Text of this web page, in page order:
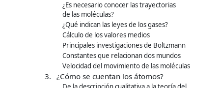
¿Es necesario conocer las trayectorias
de las moléculas?
¿Qué indican las leyes de los gases?
Cálculo de los valores medios
Principales investigaciones de Boltzmann
Constantes que relacionan dos mundos
Velocidad del movimiento de las moléculas
3. ¿Cómo se cuentan los átomos?